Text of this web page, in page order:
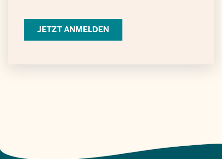
personenbezogener
Daten